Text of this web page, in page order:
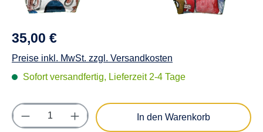
35,00 €
Preise inkl. MwSt. zzgl. Versandkosten
Sofort versandfertig, Lieferzeit 2-4 Tage
Produkt Anzahl: Gib den gewünschten
In den Warenkorb